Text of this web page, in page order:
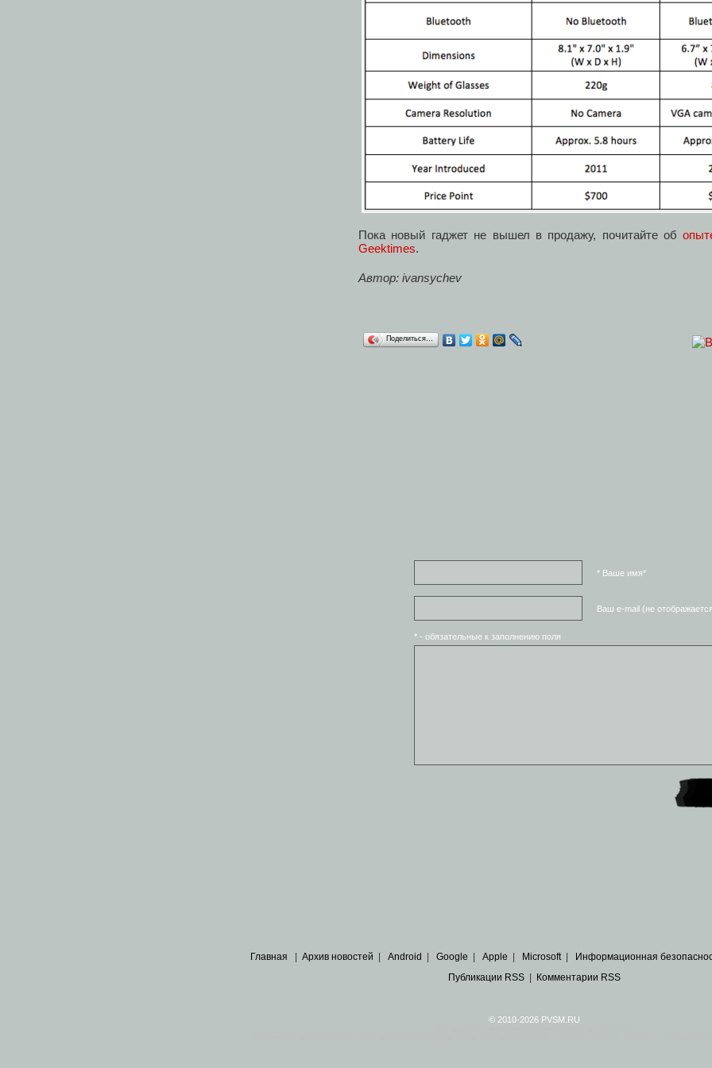
Пока новый гаджет не вышел в продажу, почитайте об
Geektimes.
Автор: ivansychev
Поделиться…
* Ваше имя*
Ваш e-mail (не
* - обязательные к заполнению поля
Главная | Архив новостей | Android | Google | Apple | Microsoft| Информационная
Публикации RSS| Комментарии RSS
© 2010-2026 PVSM.RU